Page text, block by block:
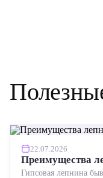
22.07.2026
Преимущества
Гипсовая лепнина